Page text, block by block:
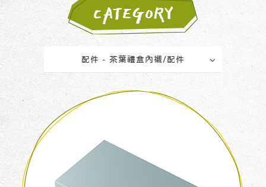
CATEGORY
配件 - 茶葉禮盒內襯/配件